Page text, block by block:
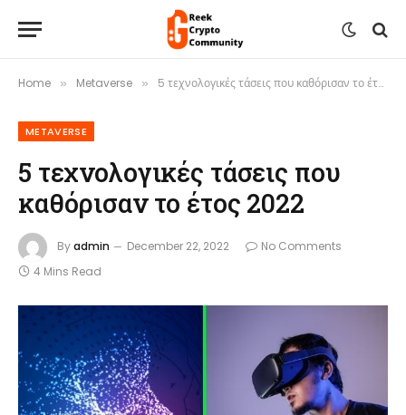
Home » Metaverse » 5 τεχνολογικές τάσεις που καθόρισαν το έτος 2022
METAVERSE
5 τεχνολογικές τάσεις που
καθόρισαν το έτος 2022
Byadmin December 22, 2022
No Comments
4 Mins Read